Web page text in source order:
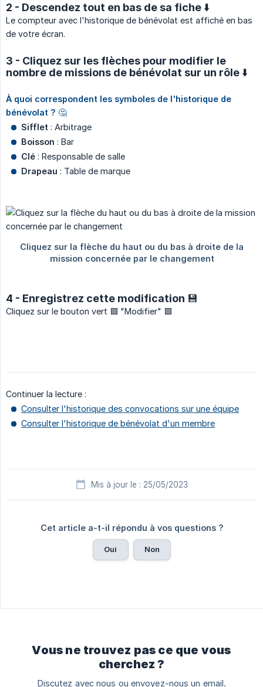
2 - Descendez tout en bas de sa fiche ⬇️
Le compteur avec l'historique de bénévolat est affiché en bas
de votre écran.
3 - Cliquez sur les flèches pour modifier le
nombre de missions de bénévolat sur un rôle ⬇️
À quoi correspondent les symboles de l'historique de
bénévolat ? 🤔
Sifflet : Arbitrage
Boisson : Bar
Clé : Responsable de salle
Drapeau : Table de marque
4 - Enregistrez cette modification 💾
Cliquez sur le bouton vert 🟩 "Modifier" 🟩
Continuer la lecture :
Consulter l'historique des convocations sur une équipe
Consulter l'historique de bénévolat d'un membre
Mis à jour le : 25/05/2023
Cet article a-t-il répondu à vos questions ?
Oui Non
Vous ne trouvez pas ce que vous
cherchez ?
Discutez avec nous ou envoyez-nous un email.